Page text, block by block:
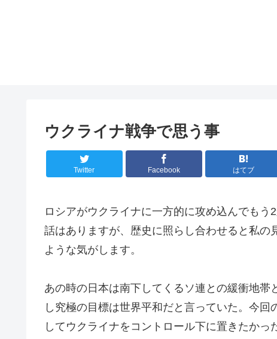
ウクライナ戦争で思う事
Twitter Facebook はてブ
ロシアがウクライナに一方的に攻め込んでも
話はありますが、歴史に照らし合わせると私
ような気がします。
あの時の日本は南下してくるソ連との緩衝地
し究極の目標は世界平和だと言っていた。今
してウクライナをコントロール下に置きたか